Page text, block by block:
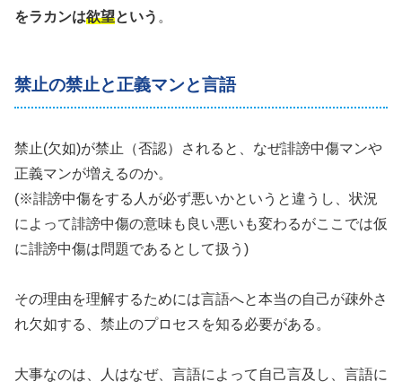
をラカンは欲望という 。
禁止の禁止と正義マンと言語
禁止(欠如)が禁止（否認）されると、なぜ誹謗中傷マンや
正義マンが増えるのか。
(※誹謗中傷をする人が必ず悪いかというと違うし、状況
によって誹謗中傷の意味も良い悪いも変わるがここでは仮
に誹謗中傷は問題であるとして扱う)
その理由を理解するためには言語へと本当の自己が疎外さ
れ欠如する、禁止のプロセスを知る必要がある。
大事なのは、人はなぜ、言語によって自己言及し、言語に